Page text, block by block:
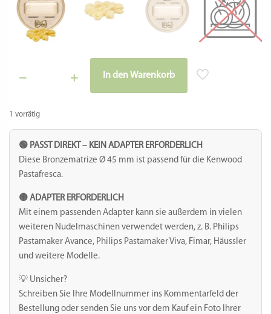
1 vorrätig
Matrize
Sard.
mm
Menge
In den Warenkorb
Alternative:
🟢 PASST DIREKT – KEIN ADAPTER ERFORDERLICH
Diese Bronzematrize Ø 45 mm ist passend für die Kenwood
Pastafresca.
🟡 ADAPTER ERFORDERLICH
Mit einem passenden Adapter kann sie außerdem in vielen
weiteren Nudelmaschinen verwendet werden, z. B. Philips
Pastamaker Avance, Philips Pastamaker Viva, Fimar, Häussler
und weitere Modelle.
💡 Unsicher?
Schreiben Sie Ihre Modellnummer ins Kommentarfeld der
Bestellung oder senden Sie uns vor dem Kauf ein Foto Ihrer